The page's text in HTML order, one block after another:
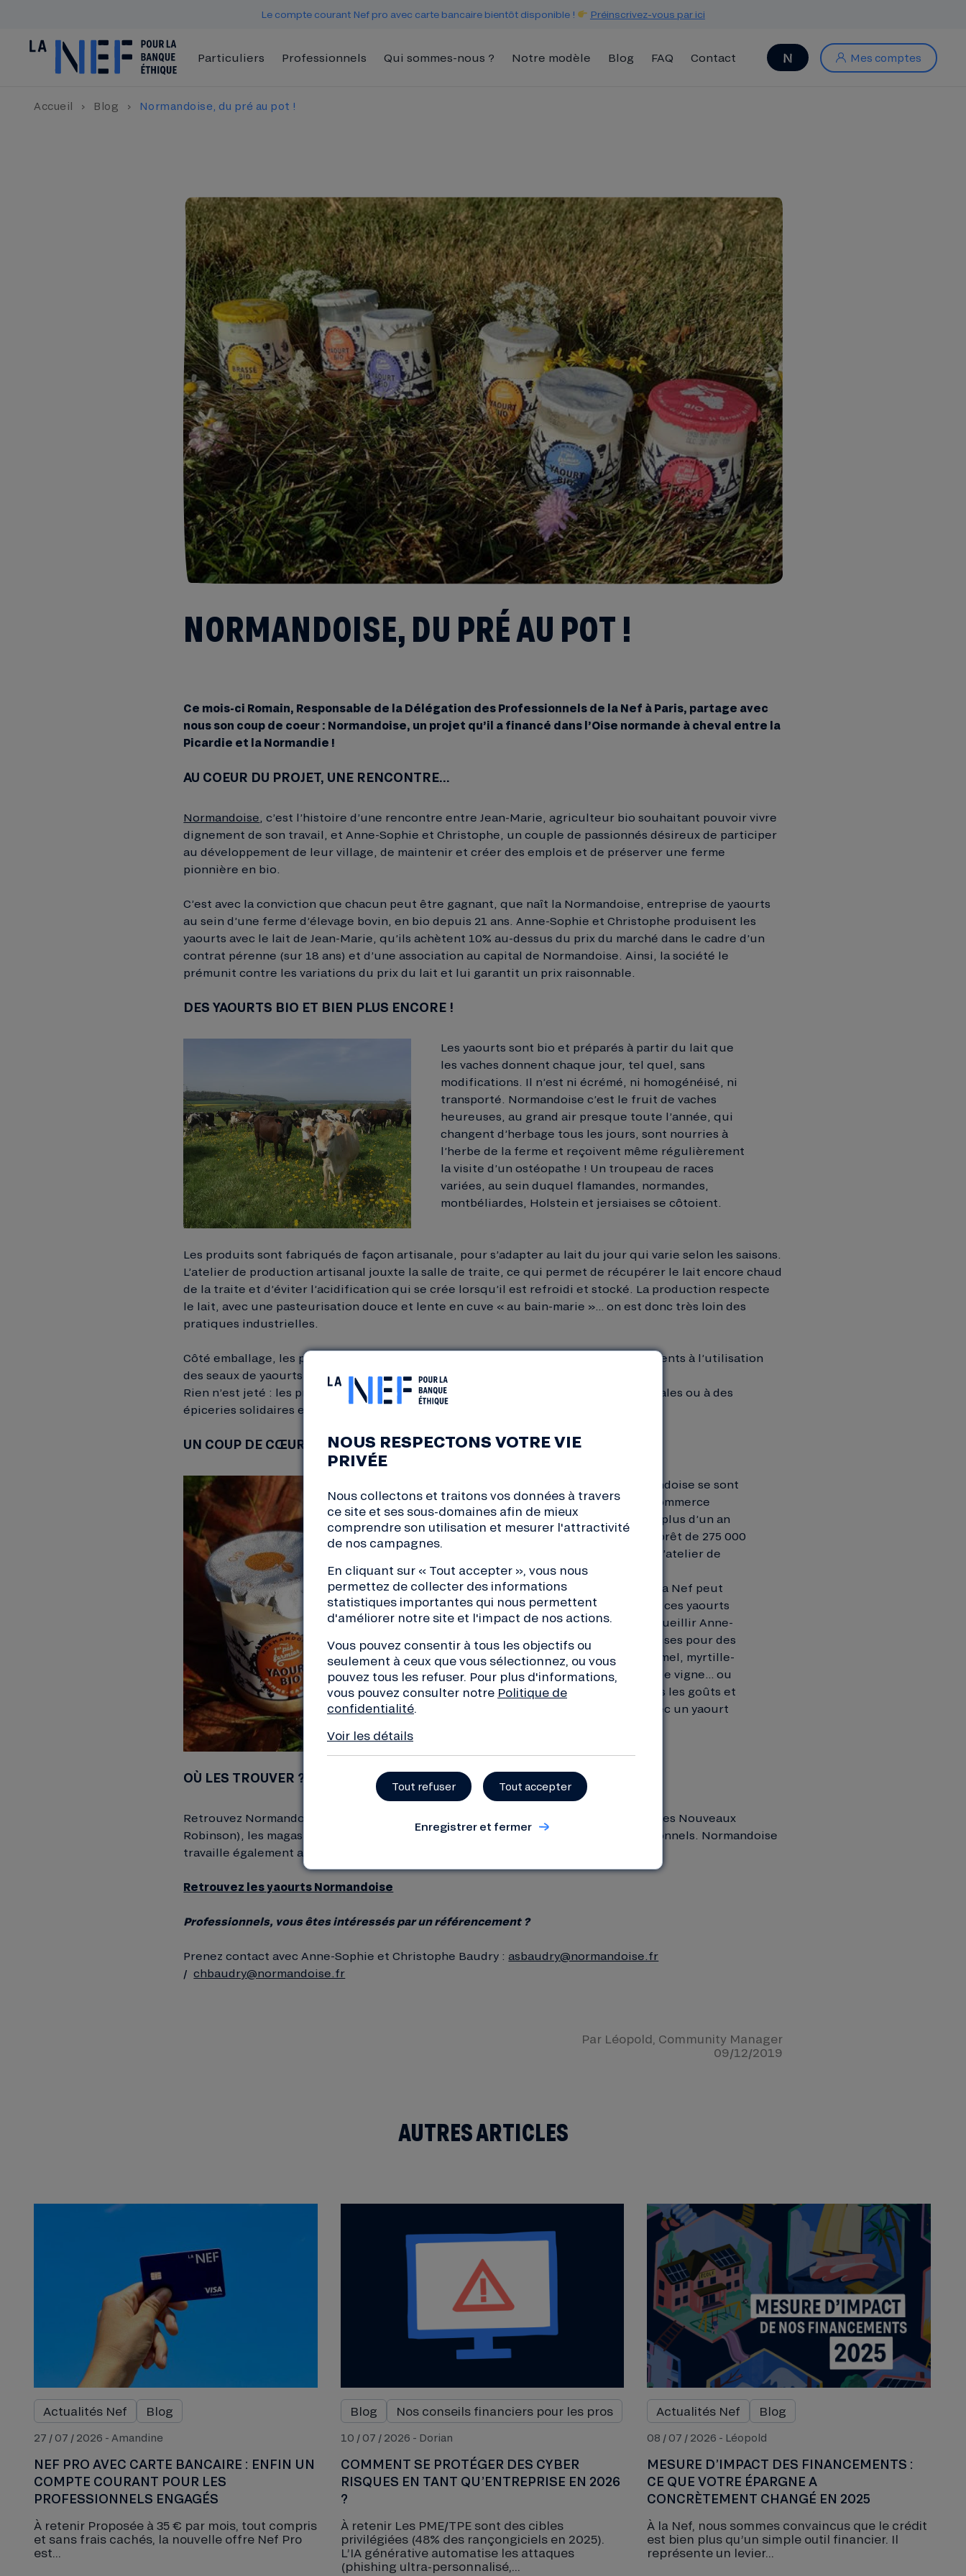
Le compte courant Nef pro avec carte bancaire bientôt disponible ! Préinscrivez-vous par ici
Mes comptes
Particuliers Professionnels Qui sommes-nous ? Notre modèle Blog FAQ Contact
Accueil › Blog › Normandoise, du pré au pot !
NORMANDOISE, DU PRÉ AU POT !
Ce mois-ci Romain, Responsable de la Délégation des Professionnels de la Nef à Paris, partage avec
nous son coup de coeur : Normandoise, un projet qu’il a financé dans l’Oise normande à cheval entre la
Picardie et la Normandie !
AU COEUR DU PROJET, UNE RENCONTRE…
Normandoise , c’est l’histoire d’une rencontre entre Jean-Marie, agriculteur bio souhaitant pouvoir vivre
dignement de son travail, et Anne-Sophie et Christophe, un couple de passionnés désireux de participer
au développement de leur village, de maintenir et créer des emplois et de préserver une ferme
pionnière en bio.
C’est avec la conviction que chacun peut être gagnant, que naît la Normandoise, entreprise de yaourts
au sein d’une ferme d’élevage bovin, en bio depuis 21 ans. Anne-Sophie et Christophe produisent les
yaourts avec le lait de Jean-Marie, qu’ils achètent 10% au-dessus du prix du marché dans le cadre d’un
contrat pérenne (sur 18 ans) et d’une association au capital de Normandoise. Ainsi, la société le
prémunit contre les variations du prix du lait et lui garantit un prix raisonnable.
DES YAOURTS BIO ET BIEN PLUS ENCORE !
Les yaourts sont bio et préparés à partir du lait que
les vaches donnent chaque jour, tel quel, sans
modifications. Il n’est ni écrémé, ni homogénéisé, ni
transporté. Normandoise c’est le fruit de vaches
heureuses, au grand air presque toute l’année, qui
changent d’herbage tous les jours, sont nourries à
l’herbe de la ferme et reçoivent même régulièrement
la visite d’un ostéopathe ! Un troupeau de races
variées, au sein duquel flamandes, normandes,
montbéliardes, Holstein et jersiaises se côtoient.
Les produits sont fabriqués de façon artisanale, pour s’adapter au lait du jour qui varie selon les saisons.
L’atelier de production artisanal jouxte la salle de traite, ce qui permet de récupérer le lait encore chaud
de la traite et d’éviter l’acidification qui se crée lorsqu’il est refroidi et stocké. La production respecte
le lait, avec une pasteurisation douce et lente en cuve « au bain-marie »… on est donc très loin des
pratiques industrielles.
Côté emballage, les pots utilisés sont tous recyclables et Normandoise invite ses clients à l’utilisation
des seaux de yaourts brassés pour limiter les emballages.
Rien n’est jeté : les produits invendus sont donnés à des associations caritatives locales ou à des
épiceries solidaires et le lait resté dans les tuyaux est donné aux veaux !
UN COUP DE CŒUR POUR LA NEF
Les chemins de la Nef et de la Normandoise se sont
croisés fin 2016 lors des Assises du Commerce
Equitable, organisées à Paris. Un peu plus d’un an
plus tard, nous mettions en place un prêt de 275 000
€ afin de financer l’aménagement de l’atelier de
fabrication de yaourts.
Côté papilles, l’équipe parisienne de la Nef peut
témoigner de la qualité et du goût de ces yaourts
puisque nous avons eu le plaisir d’accueillir Anne-
Sophie et Christophe à plusieurs reprises pour des
dégustations. Au menu : pomme-caramel, myrtille-
groseille, orange-clémentine, pêche de vigne… ou
simplement nature ! Il y en a pour tous les goûts et
c’est clairement sans comparaison avec un yaourt
OÙ LES TROUVER ?
Retrouvez Normandoise dans les magasins bio franciliens et normands (Biocoop et Les Nouveaux
Robinson), les magasins de producteurs, les épiceries fines et les fromagers traditionnels. Normandoise
travaille également avec la restauration scolaire et d’entreprise.
Retrouvez les yaourts Normandoise
Professionnels, vous êtes intéressés par un référencement ?
Prenez contact avec Anne-Sophie et Christophe Baudry :asbaudry@normandoise.fr
/chbaudry@normandoise.fr
Par Léopold , Community Manager
09/12/2019
AUTRES ARTICLES
Actualités Nef Blog
27 / 07 / 2026 - Amandine
NEF PRO AVEC CARTE BANCAIRE : ENFIN UN
COMPTE COURANT POUR LES
PROFESSIONNELS ENGAGÉS
À retenir Proposée à 35 € par mois, tout compris
et sans frais cachés, la nouvelle offre Nef Pro
est...
Blog Nos conseils financiers pour les pros
10 / 07 / 2026 - Dorian
COMMENT SE PROTÉGER DES CYBER
RISQUES EN TANT QU’ENTREPRISE EN 2026
?
À retenir Les PME/TPE sont des cibles
privilégiées (48% des rançongiciels en 2025).
L’IA générative automatise les attaques
(phishing ultra-personnalisé,...
Actualités Nef Blog
08 / 07 / 2026 - Léopold
MESURE D’IMPACT DES FINANCEMENTS :
CE QUE VOTRE ÉPARGNE A
CONCRÈTEMENT CHANGÉ EN 2025
À la Nef, nous sommes convaincus que le crédit
est bien plus qu’un simple outil financier. Il
représente un levier...
NOUS RESPECTONS VOTRE VIE
PRIVÉE
Nous collectons et traitons vos données à travers
ce site et ses sous-domaines afin de mieux
comprendre son utilisation et mesurer l'attractivité
de nos campagnes.
En cliquant sur « Tout accepter », vous nous
permettez de collecter des informations
statistiques importantes qui nous permettent
d'améliorer notre site et l'impact de nos actions.
Vous pouvez consentir à tous les objectifs ou
seulement à ceux que vous sélectionnez, ou vous
pouvez tous les refuser. Pour plus d'informations,
vous pouvez consulter notre Politique de
confidentialité.
Voir les détails
Tout refuser Tout accepter
Enregistrer et fermer